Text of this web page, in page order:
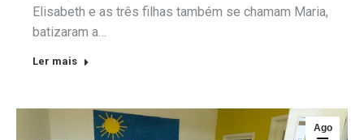
Elisabeth e as três filhas também se chamam Maria,
batizaram a…
Ler mais
Ago